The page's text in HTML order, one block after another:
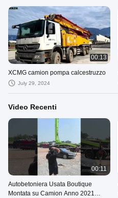
00:13
XCMG camion pompa calcestruzzo
July 29, 2024
Video Recenti
00:11
Autobetoniera Usata Boutique
Montata su Camion Anno 2021